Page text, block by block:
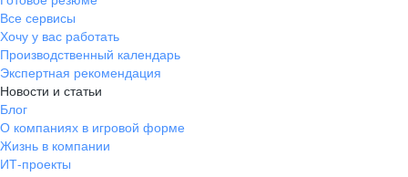
Все сервисы
Хочу у вас работать
Производственный календарь
Экспертная рекомендация
Новости и статьи
Блог
О компаниях в игровой форме
Жизнь в компании
ИТ-проекты